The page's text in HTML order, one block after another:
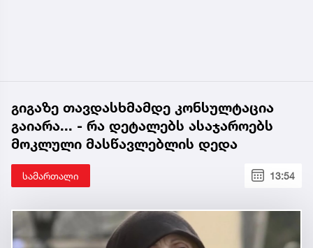
გიგაზე თავდასხმამდე კონსულტაცია
გაიარა... - რა დეტალებს ასაჯაროებს
მოკლული მასწავლებლის დედა
სამართალი 13:54